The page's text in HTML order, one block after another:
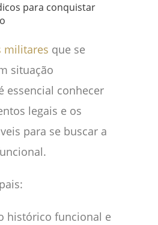
para conquistar
militares que se
situação
essencial conhecer
legais e os
para se buscar a
histórico funcional e